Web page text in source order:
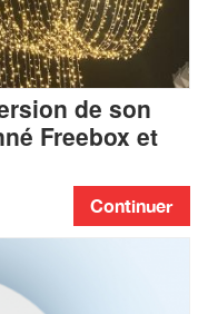
de son
Freebox et
Continuer